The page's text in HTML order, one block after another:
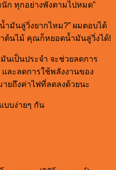
ก ทุกอย่างพังตามไปหมด”
มันลู่วิ่งยากไหม?” ผมตอบได้
ต้นไม้ คุณก็หยอดน้ำมันลู่วิ่งได้!
เป็นประจำ จะช่วยลดการ
ละลดการใช้พลังงานของ
ายถึงค่าไฟที่ลดลงด้วยนะ
บบง่ายๆ กัน